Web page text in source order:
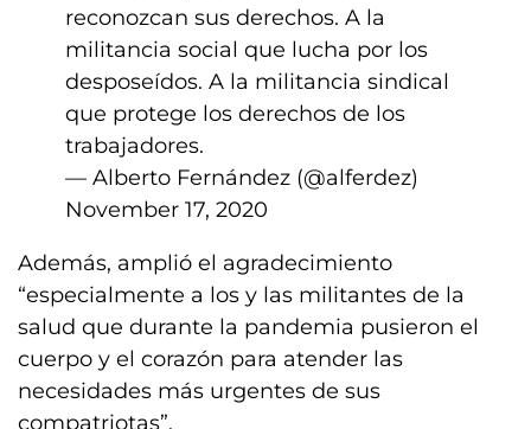
reconozcan sus derechos. A la
militancia social que lucha por los
desposeídos. A la militancia sindical
que protege los derechos de los
trabajadores.
— Alberto Fernández (@alferdez)
November 17, 2020
Además, amplió el agradecimiento
“especialmente a los y las militantes de la
salud que durante la pandemia pusieron el
cuerpo y el corazón para atender las
necesidades más urgentes de sus
compatriotas”.